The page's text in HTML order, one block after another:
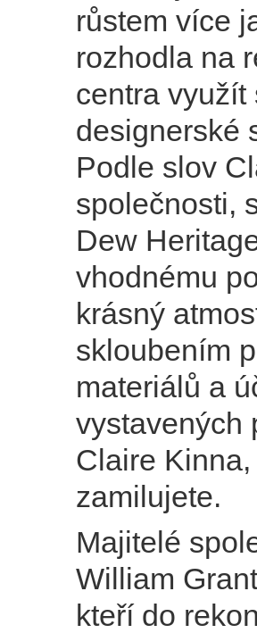
růstem více
rozhodla na
centra
designerské
Podle slov
společnosti,
Dew
vhodnému
krásný
skloubením
materiálů a
vystavených
Claire
zamilujete.
Majitelé
William
kteří do